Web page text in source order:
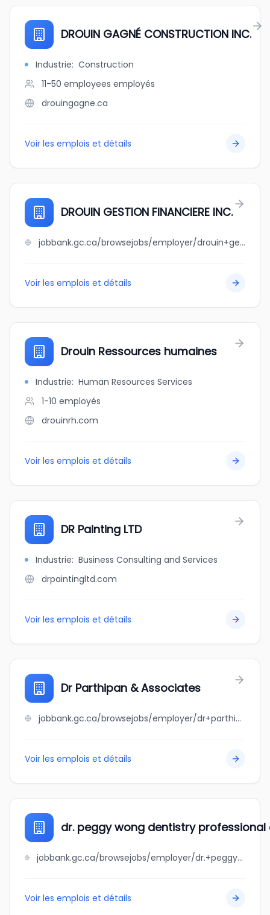
DROUIN GAGNÉ CONSTRUCTION INC.
Industrie: Construction
11-50 employees employés
drouingagne.ca
Voir les emplois et détails
DROUIN GESTION FINANCIERE INC.
jobbank.gc.ca/browsejobs/employer/drouin+gestion+financiere+inc./ca
Voir les emplois et détails
Drouin Ressources humaines
Industrie: Human Resources Services
1-10 employés
drouinrh.com
Voir les emplois et détails
DR Painting LTD
Industrie: Business Consulting and Services
drpaintingltd.com
Voir les emplois et détails
Dr Parthipan & Associates
jobbank.gc.ca/browsejobs/employer/dr+parthipan+%26+associates/ca
Voir les emplois et détails
dr. peggy wong dentistry
jobbank.gc.ca/browsejobs/employer/dr.+peggy+wong+dentistry+professional+corporation/ca
Voir les emplois et détails